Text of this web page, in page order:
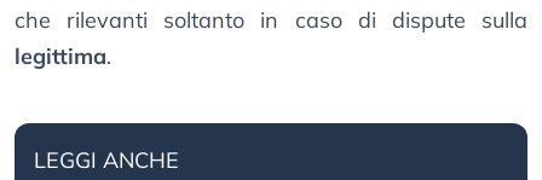
che rilevanti soltanto in caso di dispute sulla
legittima.
LEGGI ANCHE